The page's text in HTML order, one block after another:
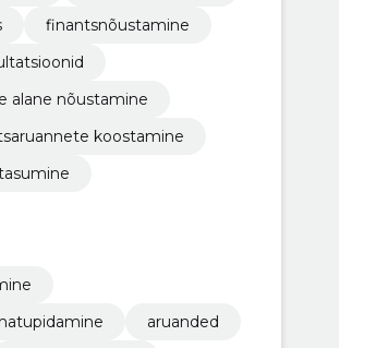
finantsnõustamine
alane nõustamine
koostamine
aruanded